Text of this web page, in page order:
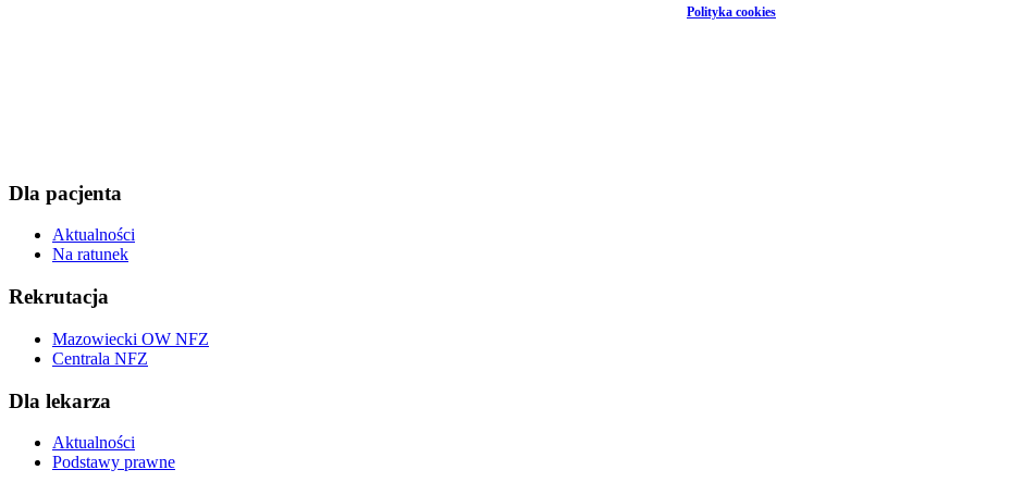
Polityka cookies
Dla pacjenta
Aktualności
Na ratunek
Rekrutacja
Mazowiecki OW NFZ
Centrala NFZ
Dla lekarza
Aktualności
Podstawy prawne